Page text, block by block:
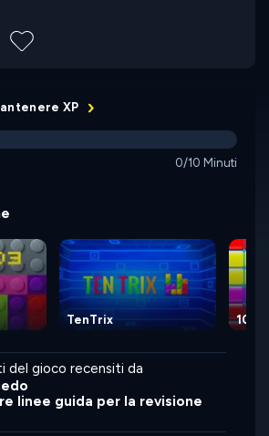
XP
0/10 Minuti
TenTrix 10x10
del gioco recensiti da
linee guida per la revisione